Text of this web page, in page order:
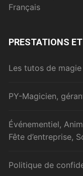
Français
PRESTATIONS
Les tutos de
PY-Magicien,
Événementiel,
Fête d’entreprise,
Politique de